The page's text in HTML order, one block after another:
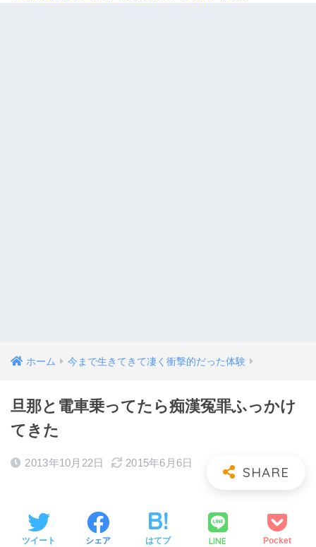
ホーム 今まで生きてきて凄く衝撃的だった体験
旦那と電車乗ってたら痴漢冤罪ふっかけ
てきた
2013年10月22日 2015年6月6日
ツイート シェア はてブ LINE Pocket